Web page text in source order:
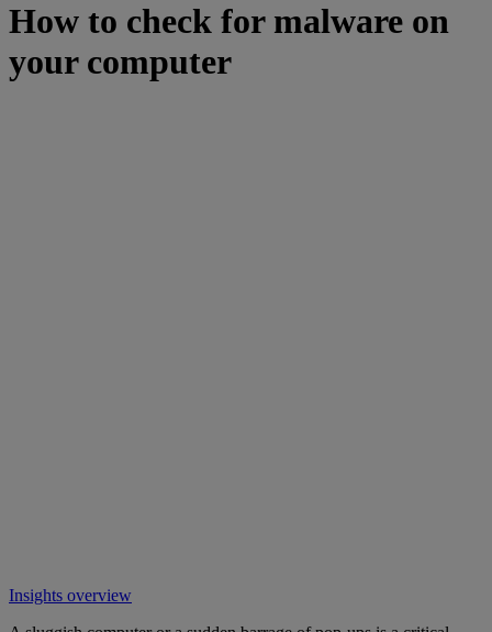
How to check for malware on
your computer
Insights overview